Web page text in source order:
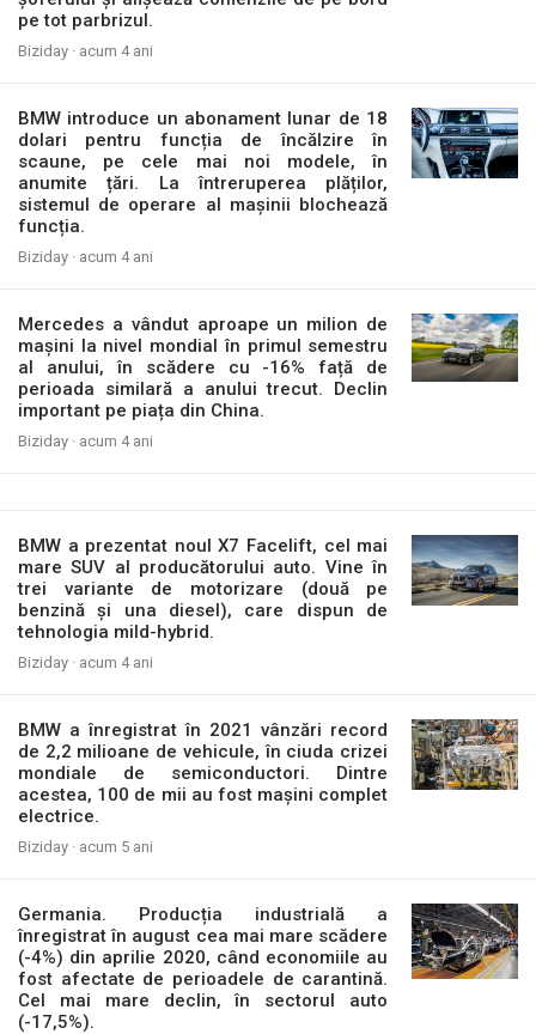
pe tot parbrizul.
Biziday · acum 4 ani
BMW introduce un abonament lunar de 18
dolari pentru funcția de încălzire în
scaune, pe cele mai noi modele, în
anumite țări. La întreruperea plăților,
sistemul de operare al mașinii blochează
funcția.
Biziday · acum 4 ani
Mercedes a vândut aproape un milion de
mașini la nivel mondial în primul semestru
al anului, în scădere cu -16% față de
perioada similară a anului trecut. Declin
important pe piața din China.
Biziday · acum 4 ani
BMW a prezentat noul X7 Facelift, cel mai
mare SUV al producătorului auto. Vine în
trei variante de motorizare (două pe
benzină și una diesel), care dispun de
tehnologia mild-hybrid.
Biziday · acum 4 ani
BMW a înregistrat în 2021 vânzări record
de 2,2 milioane de vehicule, în ciuda crizei
mondiale de semiconductori. Dintre
acestea, 100 de mii au fost mașini complet
electrice.
Biziday · acum 5 ani
Germania. Producția industrială a
înregistrat în august cea mai mare scădere
(-4%) din aprilie 2020, când economiile au
fost afectate de perioadele de carantină.
Cel mai mare declin, în sectorul auto
(-17,5%).